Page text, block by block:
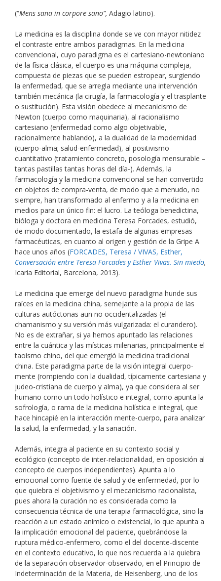
(“Mens sana in corpore sano”, Adagio latino).
La medicina es la disciplina donde se ve con mayor nitidez
el contraste entre ambos paradigmas. En la medicina
convencional, cuyo paradigma es el cartesiano-newtoniano
de la física clásica, el cuerpo es una máquina compleja,
compuesta de piezas que se pueden estropear, surgiendo
la enfermedad, que se arregla mediante una intervención
también mecánica (la cirugía, la farmacología y el trasplante
o sustitución). Esta visión obedece al mecanicismo de
Newton (cuerpo como maquinaria), al racionalismo
cartesiano (enfermedad como algo objetivable,
racionalmente hablando), a la dualidad de la modernidad
(cuerpo-alma; salud-enfermedad), al positivismo
cuantitativo (tratamiento concreto, posología mensurable –
tantas pastillas tantas horas del día-). Además, la
farmacología y la medicina convencional se han convertido
en objetos de compra-venta, de modo que a menudo, no
siempre, han transformado al enfermo y a la medicina en
medios para un único fin: el lucro. La teóloga benedictina,
bióloga y doctora en medicina Teresa Forcades, estudió,
de modo documentado, la estafa de algunas empresas
farmacéuticas, en cuanto al origen y gestión de la Gripe A
hace unos años (FORCADES, Teresa / VIVAS, Esther,
Conversación entre Teresa Forcades y Esther Vivas. Sin miedo,
Icaria Editorial, Barcelona, 2013).
La medicina que emerge del nuevo paradigma hunde sus
raíces en la medicina china, semejante a la propia de las
culturas autóctonas aun no occidentalizadas (el
chamanismo y su versión más vulgarizada: el curandero).
No es de extrañar, si ya hemos apuntado las relaciones
entre la cuántica y las místicas milenarias, principalmente el
taoísmo chino, del que emergió la medicina tradicional
china. Este paradigma parte de la visión integral cuerpo-
mente (rompiendo con la dualidad, típicamente cartesiana y
judeo-cristiana de cuerpo y alma), ya que considera al ser
humano como un todo holístico e integral, como apunta la
sofrología, o rama de la medicina holística e integral, que
hace hincapié en la interacción mente-cuerpo, para analizar
la salud, la enfermedad, y la sanación.
Además, integra al paciente en su contexto social y
ecológico (concepto de inter-relacionalidad, en oposición al
concepto de cuerpos independientes). Apunta a lo
emocional como fuente de salud y de enfermedad, por lo
que quiebra el objetivismo y el mecanicismo racionalista,
pues ahora la curación no es considerada como la
consecuencia técnica de una terapia farmacológica, sino la
reacción a un estado anímico o existencial, lo que apunta a
la implicación emocional del paciente, quebrándose la
ruptura médico-enfermero, como el del docente-discente
en el contexto educativo, lo que nos recuerda a la quiebra
de la separación observador-observado, en el Principio de
Indeterminación de la Materia, de Heisenberg, uno de los